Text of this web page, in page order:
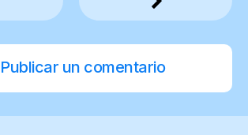
Publicar un comentario